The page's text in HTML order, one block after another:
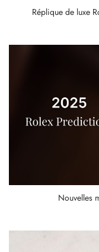
Réplique de luxe
Nouvelles